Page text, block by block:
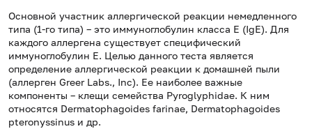
Основной участник аллергической реакции немедленного
типа (1-го типа) – это иммуноглобулин класса Е (IgE). Для
каждого аллергена существует специфический
иммуноглобулин Е. Целью данного теста является
определение аллергической реакции к домашней пыли
(аллерген Greer Labs., Inc). Ее наиболее важные
компоненты – клещи семейства Pyroglyphidae. К ним
относятся Dermatophagoides farinae, Dermatophagoides
pteronyssinus и др.